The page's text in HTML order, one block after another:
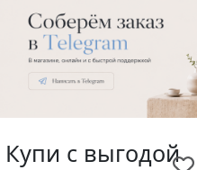
Купи с выгодой